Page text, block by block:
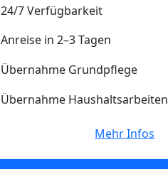
24/7 Verfügbarkeit
Anreise in 2–3 Tagen
Übernahme Grundpflege
Übernahme Haushaltsarbeiten
Mehr Infos